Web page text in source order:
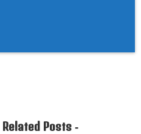
Related Posts-